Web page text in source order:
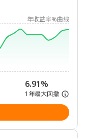
年收益率%曲线
6.91%
1年最大回撤